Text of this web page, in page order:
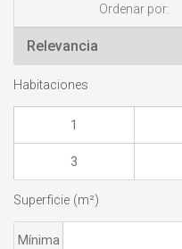
Ordenar por:
Habitaciones
1
3
Superficie (m²)
Mínima